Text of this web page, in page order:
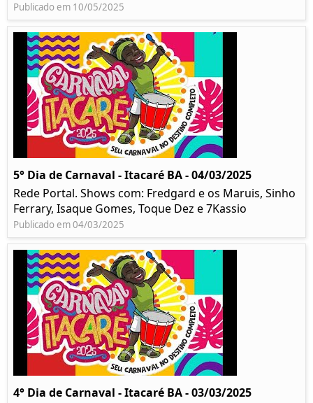
Publicado em 10/05/2025
5° Dia de Carnaval - Itacaré BA - 04/03/2025
Rede Portal. Shows com: Fredgard e os Maruis, Sinho
Ferrary, Isaque Gomes, Toque Dez e 7Kassio
Publicado em 04/03/2025
4° Dia de Carnaval - Itacaré BA - 03/03/2025